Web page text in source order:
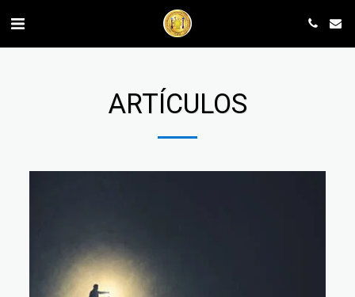
ARTÍCULOS